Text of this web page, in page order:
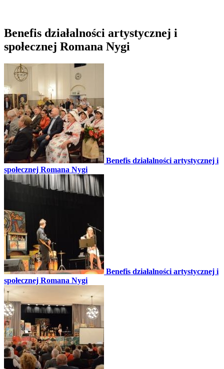
Benefis działalności artystycznej i
społecznej Romana Nygi
Benefis działalności artystycznej i
społecznej Romana Nygi
Benefis działalności artystycznej i
społecznej Romana Nygi